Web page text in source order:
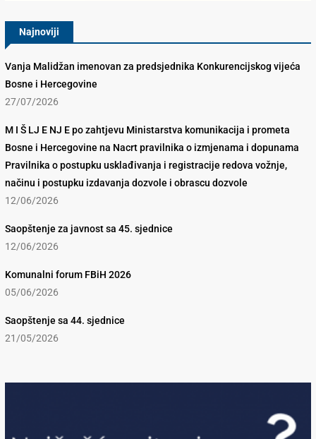
Najnoviji
Vanja Malidžan imenovan za predsjednika Konkurencijskog vijeća
Bosne i Hercegovine
27/07/2026
M I Š LJ E NJ E po zahtjevu Ministarstva komunikacija i prometa
Bosne i Hercegovine na Nacrt pravilnika o izmjenama i dopunama
Pravilnika o postupku usklađivanja i registracije redova vožnje,
načinu i postupku izdavanja dozvole i obrascu dozvole
12/06/2026
Saopštenje za javnost sa 45. sjednice
12/06/2026
Komunalni forum FBiH 2026
05/06/2026
Saopštenje sa 44. sjednice
21/05/2026